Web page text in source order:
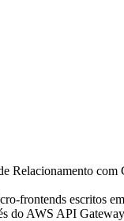
Relacionamento
frontends escritos
do AWS API